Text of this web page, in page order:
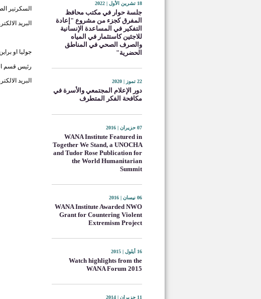
18 تشرين الأول | 2022
جلسة حوار في مكتب محافظ
المفرق كجزء من مشروع "إعادة
التفكير في المساعدة الإنسانية
للاجئين كاستثمار في المياه
والصرف الصحي في المناطق
الحضرية"
22 تموز | 2020
دور الإعلام المجتمعي والأسرة في
مكافحة الفكر المتطرف
07 حزيران | 2016
WANA Institute Featured in
Together We Stand, a UNOCHA
and Tudor Rose Publication for
the World Humanitarian
Summit
06 نيسان | 2016
WANA Institute Awarded NWO
Grant for Countering Violent
Extremism Project
16 أيلول | 2015
Watch highlights from the
WANA Forum 2015
11 حزيران | 2014
السكرتير
البريد
جوليا او
رئيس قسم
البريد